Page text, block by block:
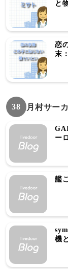
と
恋
末
38 月村サー
ー
艦
機